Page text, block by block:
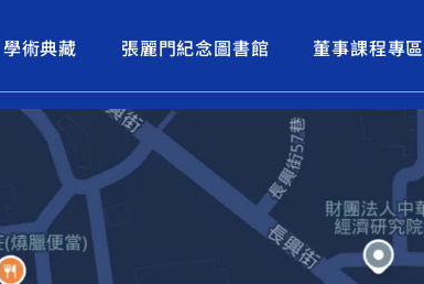
學術典藏 張麗門紀念圖書館 董事課程專區